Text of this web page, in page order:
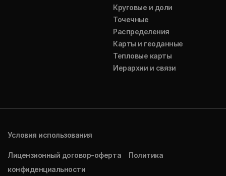
Круговые и доли
Точечные
Распределения
Карты и геоданные
Тепловые карты
Иерархии и связи
Условия использования
Лицензионный договор-оферта
Политика
конфиденциальности